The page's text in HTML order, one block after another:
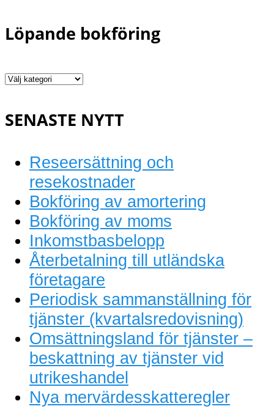
Löpande bokföring
Löpande
SENASTE NYTT
Reseersättning och
resekostnader
Bokföring av amortering
Bokföring av moms
Inkomstbasbelopp
Återbetalning till utländska
företagare
Periodisk sammanställning för
tjänster (kvartalsredovisning)
Omsättningsland för tjänster –
beskattning av tjänster vid
utrikeshandel
Nya mervärdesskatteregler